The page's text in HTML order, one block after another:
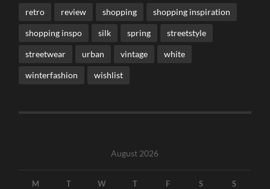
retro review shopping shopping inspiration
shopping inspo silk spring streetstyle
streetwear urban vintage white
winterfashion wishlist
August 2026
M T W T F S S